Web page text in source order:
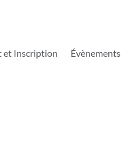
et Inscription Évènements
et Inscription Évènements